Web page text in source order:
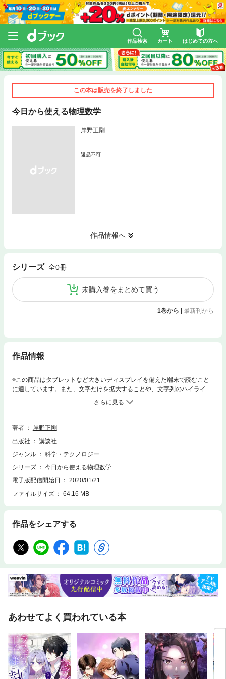
作品検索 カート はじめての方へ
この本は販売を終了しました
今日から使える物理数学
岸野正剛
返品不可
作品情報へ
シリーズ 全0冊
未購入巻をまとめて買う
1巻から 最新刊から
作品情報
※この商品はタブレットなど大きいディスプレイを備えた端末で読むこと
に適しています。また、文字だけを拡大することや、文字列のハイライ
ト、検索、辞書の参照、引用などの機能が使用できません。実例から入る
愉快な物理数学。あっ！ こんなにも面白い使い方があったのか！微分方
程式にベクトル解析、複素関数にフーリエ変換、これ、どこでどう使う
の……？だれもが抱くそんな疑問に、徹底して答えます。物理や工学に、
数学」を「実際に役立つ道具」に変えてみせる本。物理数学がだれにでも
使えるようになる！
著者
岸野正剛
出版社
講談社
ジャンル
科学・テクノロジー
シリーズ
今日から使える物理数学
電子版配信開始日
2020/01/21
ファイルサイズ
64.16 MB
作品をシェアする
あわせてよく買われている本